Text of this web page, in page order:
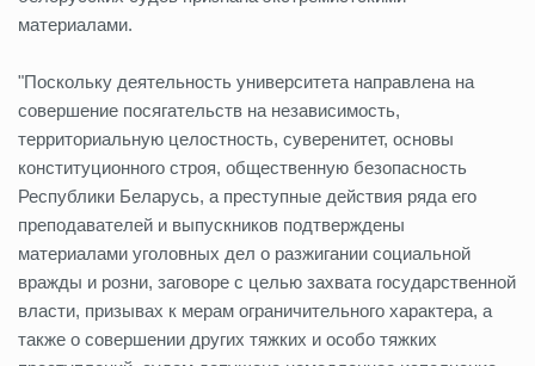
материалами.
"Поскольку деятельность университета направлена на
совершение посягательств на независимость,
территориальную целостность, суверенитет, основы
конституционного строя, общественную безопасность
Республики Беларусь, а преступные действия ряда его
преподавателей и выпускников подтверждены
материалами уголовных дел о разжигании социальной
вражды и розни, заговоре с целью захвата государственной
власти, призывах к мерам ограничительного характера, а
также о совершении других тяжких и особо тяжких